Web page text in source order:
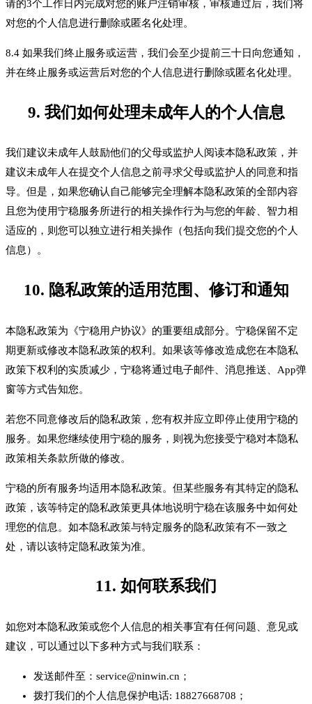
请的3个工作日内完成对您的账户注销审核，审核通过后，我们将
对您的个人信息进行删除或匿名化处理。
8.4 如果我们终止服务或运营，我们会至少提前三十日向您通知，
并在终止服务或运营后对您的个人信息进行删除或匿名化处理。
9. 我们如何处理未成年人的个人信息
我们建议未成年人鼓励他们的父母或监护人阅读本隐私政策，并
建议未成年人在提交个人信息之前寻求父母或监护人的同意和指
导。但是，如果您确认自己能够完全理解本隐私政策的全部内容
且您为使用宁稳服务所进行的相关操作行为与您的年龄、智力相
适应的，则您可以独立进行相关操作（包括向我们提交您的个人
信息）。
10. 隐私政策的适用范围、修订和通知
本隐私政策为《宁稳用户协议》的重要组成部分。宁稳保留不定
期更新或修改本隐私政策的权利。如果该等修改造成您在本隐私
政策下权利的实质减少，宁稳将通过电子邮件、消息推送、App弹
窗等方式告知您。
若您不同意修改后的隐私政策，您有权并应立即停止使用宁稳的
服务。如果您继续使用宁稳的服务，则视为您接受宁稳对本隐私
政策相关条款所做的修改。
宁稳的所有服务均适用本隐私政策。但某些服务有其特定的隐私
政策，该等特定的隐私政策更具体地说明宁稳在该服务中如何处
理您的信息。如本隐私政策与特定服务的隐私政策有不一致之
处，请以该特定隐私政策为准。
11. 如何联系我们
如您对本隐私政策或您个人信息的相关事宜有任何问题、意见或
建议，可以通过以下多种方式与我们联系：
发送邮件至：service@ninwin.cn；
拨打我们的个人信息保护电话: 18827668708；